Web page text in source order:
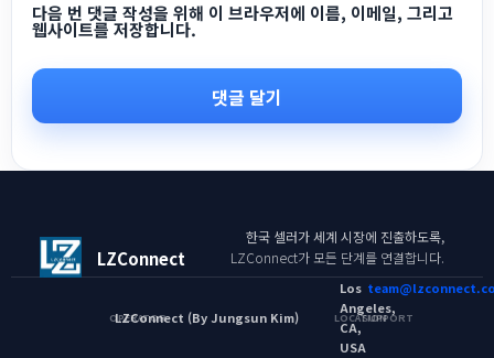
다음 번 댓글 작성을 위해 이 브라우저에 이름, 이메일, 그리고
웹사이트를 저장합니다.
LZConnect
한국 셀러가 세계 시장에 진출하도록,
LZConnect가 모든 단계를 연결합니다.
OPERATOR
LZConnect (By Jungsun Kim) LOCATION
Los
Angeles,
CA,
USA
SUPPORT